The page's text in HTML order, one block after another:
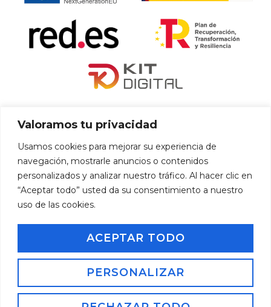
Valoramos tu privacidad
Usamos cookies para mejorar su experiencia de
navegación, mostrarle anuncios o contenidos
personalizados y analizar nuestro tráfico. Al hacer clic en
“Aceptar todo” usted da su consentimiento a nuestro
uso de las cookies.
PERSONALIZAR
ACEPTAR TODO
embargo, los puntos de vista y las opiniones expresadas son
únicamente los del autor o autores y no reflejan necesariamente
los de la Unión Europea o la Comisión Europea. Ni la Unión
Europea ni la Comisión Europea pueden ser consideradas
responsables de las mismas»
Política de PrivacidadPolítica de Cookies
Accesibilidad
Copyright 2025 – Todos los derechos reservados.